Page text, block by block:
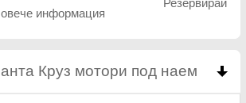
информация
Резервирай
Круз мотори под наем click